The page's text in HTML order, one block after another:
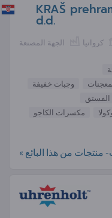
KRAŠ
d.d.
الجهة المصنعة كرواتيا
وجبات خفيفة
الفستق
مكسرات الكاجو
منتجات من هذا البائع »